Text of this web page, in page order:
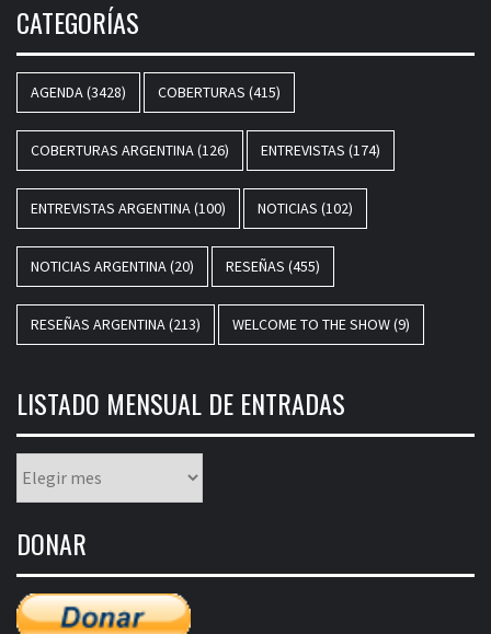
CATEGORÍAS
AGENDA(3428) COBERTURAS (415)
COBERTURAS ARGENTINA(126) ENTREVISTAS (174)
ENTREVISTAS ARGENTINA(100) NOTICIAS (102)
NOTICIAS ARGENTINA(20) RESEÑAS (455)
RESEÑAS ARGENTINA(213) WELCOME TO THE SHOW(9)
LISTADO MENSUAL DE ENTRADAS
mensual
entradas
DONAR